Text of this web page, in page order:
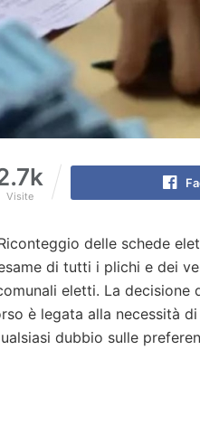
Visite
delle schede
di tutti i plichi e dei
eletti. La
è legata alla necessità
dubbio sulle